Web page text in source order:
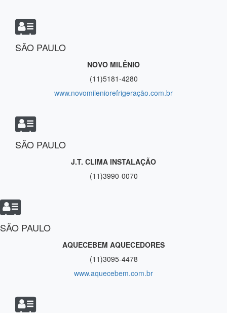
SÃO PAULO
NOVO MILÊNIO
(11)5181-4280
www.novomileniorefrigeração.com.br
SÃO PAULO
J.T. CLIMA INSTALAÇÃO
(11)3990-0070
SÃO PAULO
AQUECEBEM AQUECEDORES
(11)3095-4478
www.aquecebem.com.br